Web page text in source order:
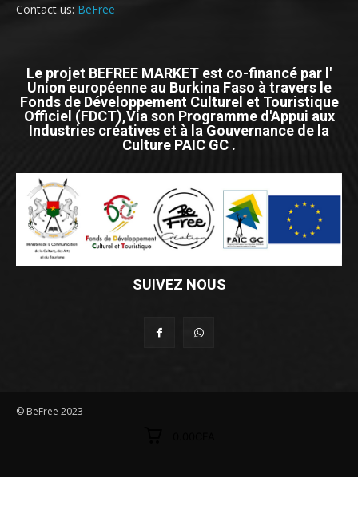
Contact us: BeFree
Le projet BEFREE MARKET est co-financé par l'
Union européenne au Burkina Faso à travers le
Fonds de Développement Culturel et Touristique
Officiel (FDCT),Via son Programme d'Appui aux
Industries créatives et à la Gouvernance de la
Culture PAIC GC .
SUIVEZ NOUS
© BeFree 2023